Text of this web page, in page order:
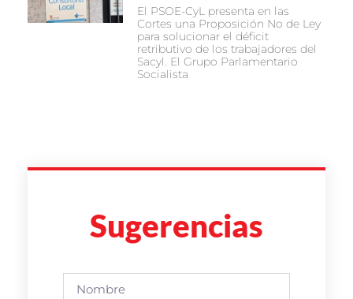
El PSOE-CyL presenta en las
Cortes una Proposición No de Ley
para solucionar el déficit
retributivo de los trabajadores del
Sacyl. El Grupo Parlamentario
Socialista
Sugerencias